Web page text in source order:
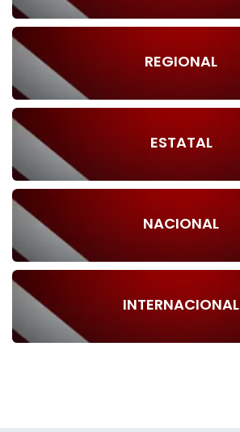
REGIONAL
ESTATAL
NACIONAL
INTERNACIONAL